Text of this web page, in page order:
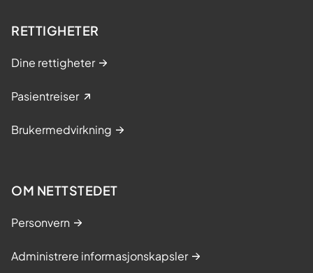
RETTIGHETER
Dine rettigheter
Pasientreiser
Brukermedvirkning
OM NETTSTEDET
Personvern
Administrere informasjonskapsler